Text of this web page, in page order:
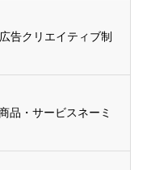
告クリエイティブ制
品・サービスネーミ